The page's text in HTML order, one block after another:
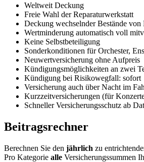
Weltweit Deckung
Freie Wahl der Reparaturwerkstatt
Deckung wechselnder Bestände von
Wertminderung automatisch voll
Keine Selbstbeteiligung
Sonderkonditionen für Orchester,
Neuwertversicherung ohne Aufpreis
Kündigungsmöglichkeiten an zwei
Kündigung bei Risikowegfall: sofort
Versicherung auch über Nacht im
Kurzzeitversicherungen (für
Schneller Versicherungsschutz ab
Beitragsrechner
Berechnen Sie den jährlich zu
Pro Kategorie alle Versicherungssummen